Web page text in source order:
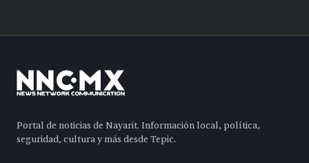
Portal de noticias de Nayarit. Información local, política,
seguridad, cultura y más desde Tepic.